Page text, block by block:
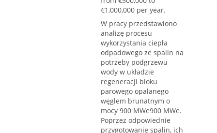
€1,000,000 per year.
W pracy przedstawiono
analizę procesu
wykorzystania ciepła
odpadowego ze spalin na
potrzeby podgrzewu
wody w układzie
regeneracji bloku
parowego opalanego
węglem brunatnym o
mocy 900 MWe900 MWe.
Poprzez odpowiednie
przygotowanie spalin, ich